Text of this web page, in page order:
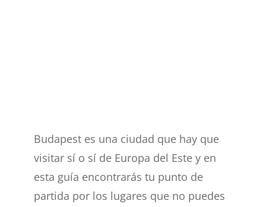
Budapest es una ciudad que hay que
visitar sí o sí de Europa del Este y en
esta guía encontrarás tu punto de
partida por los lugares que no puedes